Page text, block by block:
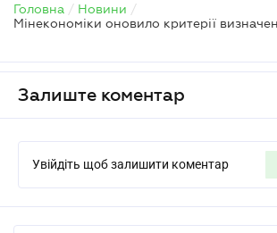
Головна / Новини /
Залиште коментар
Увійдіть щоб залишити коментар